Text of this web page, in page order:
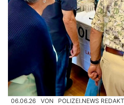
06.06.26 VON POLIZEI.NEWS